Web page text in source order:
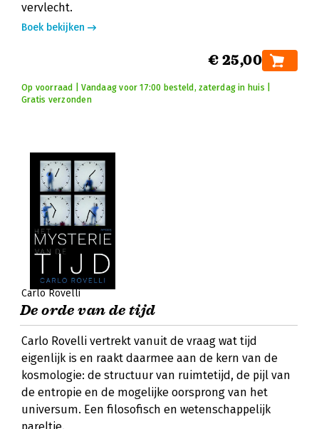
vervlecht.
Boek bekijken
€ 25,00
Op voorraad | Vandaag voor 17:00 besteld, zaterdag in huis |
Gratis verzonden
Carlo Rovelli
De orde van de tijd
Carlo Rovelli vertrekt vanuit de vraag wat tijd
eigenlijk is en raakt daarmee aan de kern van de
kosmologie: de structuur van ruimtetijd, de pijl van
de entropie en de mogelijke oorsprong van het
universum. Een filosofisch en wetenschappelijk